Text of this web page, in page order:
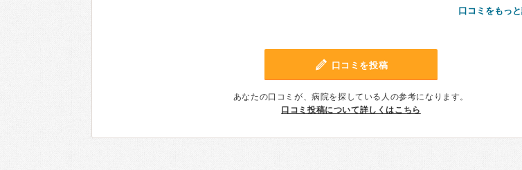
口コミをもっ
口コミを投稿
あなたの口コミが、病院を探している人の参考になります。
口コミ投稿について詳しくはこちら